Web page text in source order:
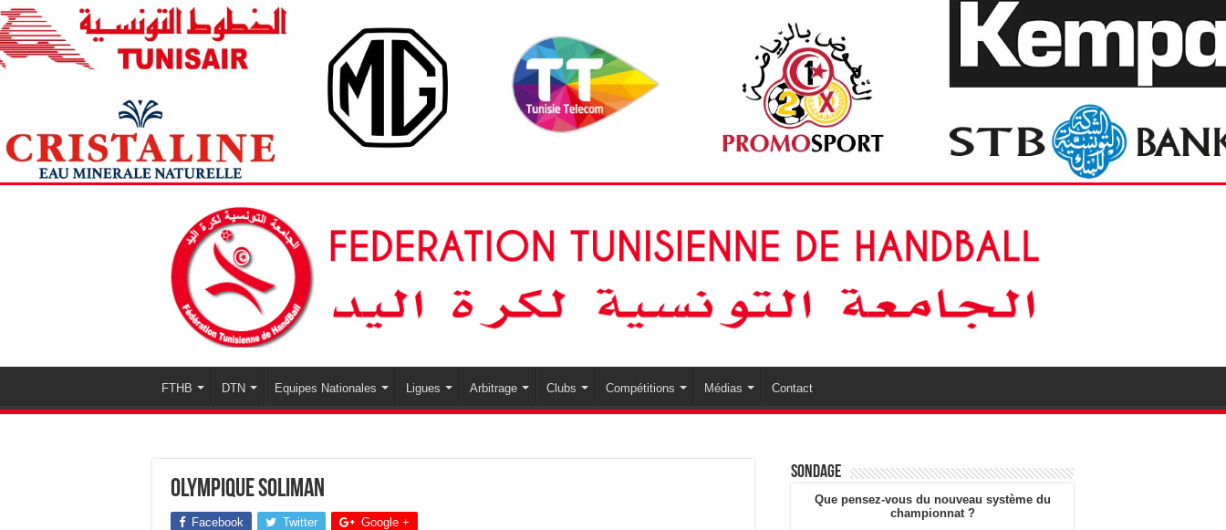
FTHB DTN Equipes Nationales Ligues Arbitrage Clubs Compétitions Médias Contact
Olympique Soliman
Facebook Twitter Google +
Sondage
Que pensez-vous du nouveau système du
championnat ?